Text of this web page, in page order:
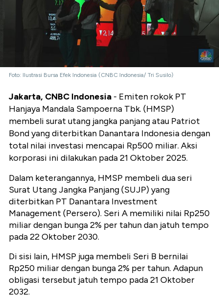
Foto: Ilustrasi Bursa Efek Indonesia (CNBC Indonesia/ Tri Susilo)
Jakarta, CNBC Indonesia - Emiten rokok PT
Hanjaya Mandala Sampoerna Tbk. (HMSP)
membeli surat utang jangka panjang atau Patriot
Bond yang diterbitkan Danantara Indonesia dengan
total nilai investasi mencapai Rp500 miliar. Aksi
korporasi ini dilakukan pada 21 Oktober 2025.
Dalam keterangannya, HMSP membeli dua seri
Surat Utang Jangka Panjang (SUJP) yang
diterbitkan PT Danantara Investment
Management (Persero). Seri A memiliki nilai Rp250
miliar dengan bunga 2% per tahun dan jatuh tempo
pada 22 Oktober 2030.
Di sisi lain, HMSP juga membeli Seri B bernilai
Rp250 miliar dengan bunga 2% per tahun. Adapun
obligasi tersebut jatuh tempo pada 21 Oktober
2032.